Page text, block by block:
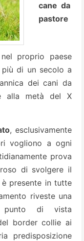
cane da
pastore
proprio paese
di un secolo a
dei cani da
alla metà del X
, esclusivamente
vogliono a ogni
prova
di svolgere il
presente in tutte
riveste una
punto di vista
border collie ai
predisposizione